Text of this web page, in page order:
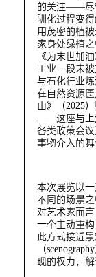
的关注——尽
驯化过程变得
用茂密的植
家身处绿植
《为末世加
工业一段未
与石化行业
在自然资源
山》（2025
——这座与上
各类政策会
事物介入的舞
本次展览以
不同的场景
对艺术家而
一个主动重
此方式接近
（
现的权力，解